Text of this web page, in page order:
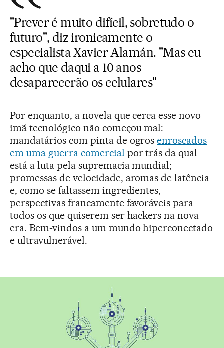
"Prever é muito difícil, sobretudo o
futuro", diz ironicamente o
especialista Xavier Alamán. "Mas eu
acho que daqui a 10 anos
desaparecerão os celulares"
Por enquanto, a novela que cerca esse novo
imã tecnológico não começou mal:
mandatários com pinta de ogrosenroscados
em uma guerra comercial por trás da qual
está a luta pela supremacia mundial;
promessas de velocidade, aromas de latência
e, como se faltassem ingredientes,
perspectivas francamente favoráveis para
todos os que quiserem ser hackers na nova
era. Bem-vindos a um mundo hiperconectado
e ultravulnerável.